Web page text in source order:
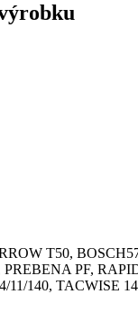
T50,
PF,
11/140, TACWISE